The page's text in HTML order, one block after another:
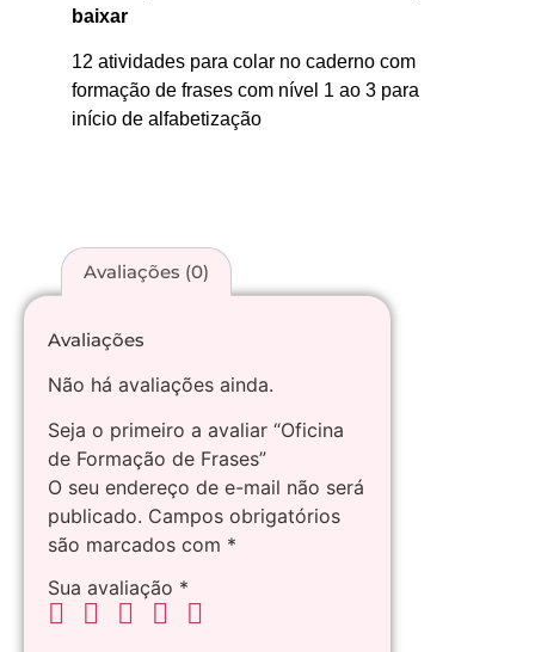
baixar
12 atividades para colar no caderno com
formação de frases com nível 1 ao 3 para
início de alfabetização
Avaliações (0)
Avaliações
Não há avaliações ainda.
Seja o primeiro a avaliar “Oficina
de Formação de Frases”
O seu endereço de e-mail não será
publicado. Campos obrigatórios
são marcados com *
Sua avaliação *